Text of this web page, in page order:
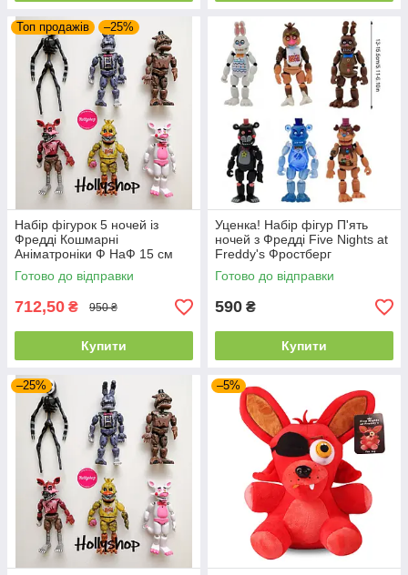
Топ продажів –25%
Набір фігурок 5 ночей із
Фредді Кошмарні
Аніматроніки Ф НаФ 15 см
Готово до відправки
712,50 ₴ 950 ₴
Купити
Уценка! Набір фігур П'ять
ночей з Фредді Five Nights at
Freddy's Фростберг
Морозний ведмідь
(Аніматроніки Фнаф)
Готово до відправки
590 ₴
Купити
–25% –5%